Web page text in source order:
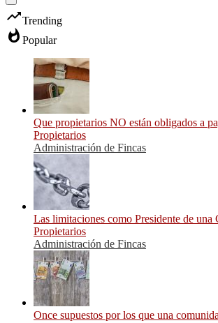
trending_upTrending
whatshot Popular
Que propietarios NO están obligados a
Propietarios
Administración de Fincas
Las limitaciones como Presidente de una
Propietarios
Administración de Fincas
Once supuestos por los que una